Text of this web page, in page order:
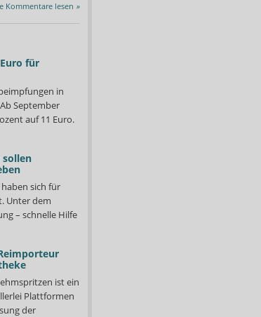
dem Hause APOTHEKE ADHOC ist online. Jetzt
Kommentare lesen »
für
in
September
auf 11 Euro.
sollen
sich für
Unter dem
– schnelle Hilfe
ist ein
Plattformen
der